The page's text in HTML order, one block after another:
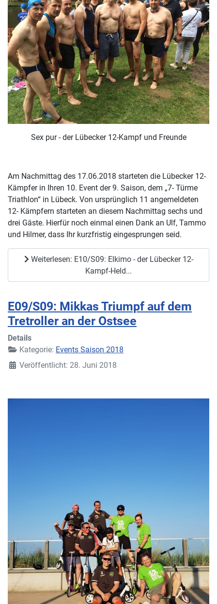
Sex pur - der Lübecker 12-Kampf und Freunde
Am Nachmittag des 17.06.2018 starteten die Lübecker 12-
Kämpfer in Ihren 10. Event der 9. Saison, dem „7- Türme
Triathlon“ in Lübeck. Von ursprünglich 11 angemeldeten
12- Kämpfern starteten an diesem Nachmittag sechs und
drei Gäste. Hierfür noch einmal einen Dank an Ulf, Tammo
und Hilmer, dass Ihr kurzfristig eingesprungen seid.
Weiterlesen: E10/S09: Elkimo - der Lübecker 12-
Kampf-Held...
E09/S09: Mikkas Triumpf auf dem
Tretroller an der Ostsee
Details
Kategorie: Events Saison 2018
Veröffentlicht: 28. Juni 2018